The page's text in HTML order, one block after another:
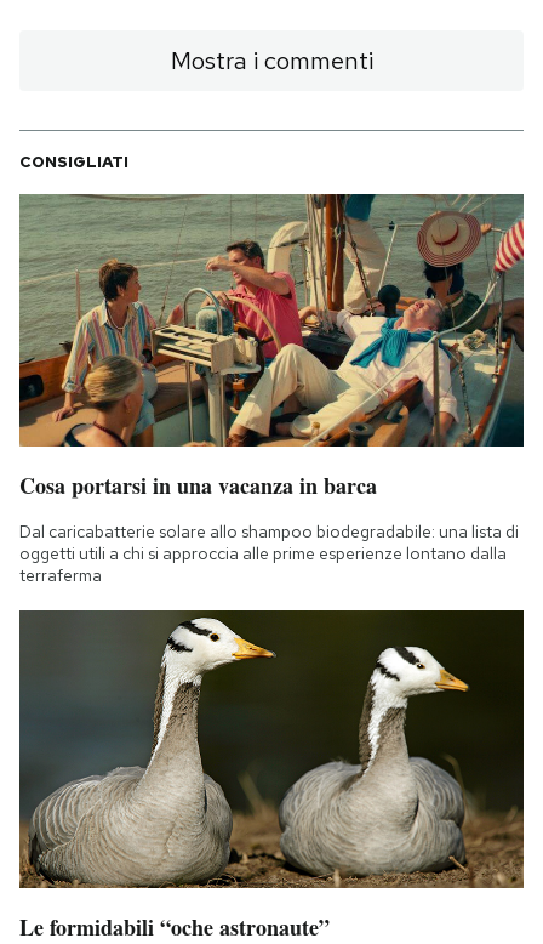
Mostra i commenti
CONSIGLIATI
Cosa portarsi in una vacanza in barca
Dal caricabatterie solare allo shampoo biodegradabile: una lista di
oggetti utili a chi si approccia alle prime esperienze lontano dalla
terraferma
Le formidabili “oche astronaute”